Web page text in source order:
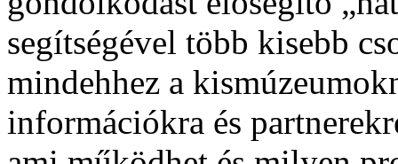
segítségével több kisebb
mindehhez a
információkra és